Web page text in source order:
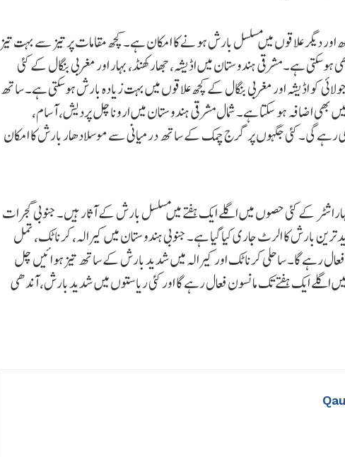
دیگر علاقوں میں مسلسل بارش ہونے کا امکان ہے۔ کچھ مقامات پر تیز سے بہت تیز
ہے۔ مشرقی ہندوستان میں اڈیشہ، جھارکھنڈ، بہار اور مغربی بنگال کے کئی
میں تیز بارش کا امکان ہے۔ خصوصاً 4 جولائی کو اڈیشہ اور مغربی بنگال کے کچھ علاقوں میں بہت زیادہ بارش ہوسکتی ہے۔ ساتھ
بھی اضافہ ہو سکتا ہے۔ شمال مشرقی ہندوستان میں اروناچل پردیش، آسام،
رہے گی۔ کئی جگہوں پر گرج چمک کے ساتھ درمیانی سے موسلادھار بارش کا امکان
کے کئی حصوں میں اگلے ایک ہفتے میں مسلسل بارش کے آثار ہیں۔ جنوبی گجرات
بارش کا الرٹ جاری کیا گیا ہے۔ جنوبی ہندوستان میں کیرالہ، کرناٹک، تمل
فعال رہے گا۔ ساحلی کرناٹک اور کیرالہ میں شدید بارش کے ساتھ تیز ہوائیں چل
اگلے ایک ہفتے تک مانسون فعال رہے گا اور کئی ریاستوں میں شدید بارش، آندھی